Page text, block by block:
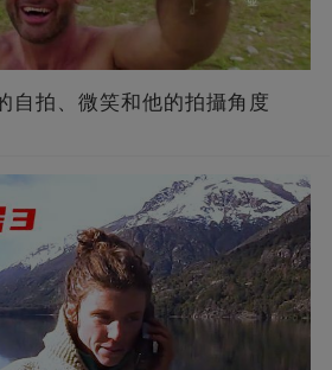
自拍、微笑和他的拍攝角度